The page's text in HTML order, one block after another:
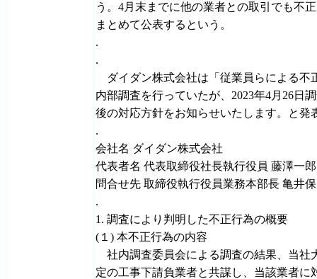
う。4月末までに他の業者との取引でも不
まとめて公表するという。
.
.
ダイダン株式会社は「従業員らによる不
内部調査を行っていたが、2023年4月26日
後の対応方針をお知らせいたします。と発
.
会社名 ダイダン株式会社
代表者名 代表取締役社長執行役員 藤澤一郎
問合せ先 取締役執行役員業務本部長 亀井
.
1. 調査により判明した不正行為の概要
(１) 本不正行為の内容
社内調査委員会による調査の結果、当社
定の工事下請負業者と共謀し、当該業者